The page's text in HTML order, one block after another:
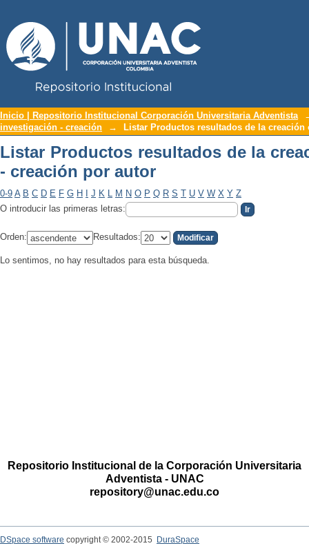
Listar Productos resultados de la
Inicio | Repositorio Institucional Corporación Universitaria Adventista
investigación - creación
→ Listar Productos resultados de la
Listar Productos resultados de la
- creación por autor
0-9 A B C D E F G H J K L M N O P Q R S T U V W X Y Z
O introducir las primeras letras:
Orden: Resultados:
Lo sentimos, no hay resultados para esta búsqueda.
Repositorio Institucional de la Corporación Universitaria
Adventista - UNAC
repository@unac.edu.co
DSpace software copyright © 2002-2015
DuraSpace